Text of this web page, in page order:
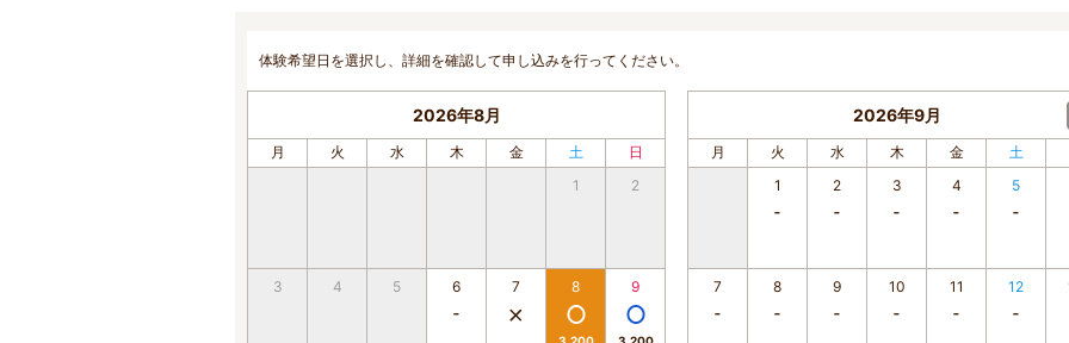
体験希望日を選択し、詳細を確認して申し込みを行ってください。
2026年8月
月 火 水 木 金 土
日
1
2
3 4 5 6 7 8 9
2026年9月
月 火 水 木 金 土
1
2 3 4 5
7 8 9 10 11 12